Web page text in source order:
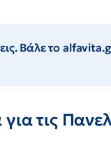
Βάλε το
τις